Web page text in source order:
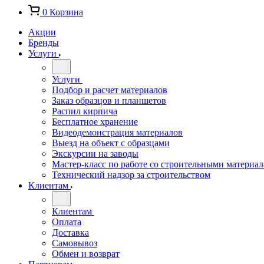
0 Корзина
Акции
Бренды
Услуги
Услуги
Подбор и расчет материалов
Заказ образцов и планшетов
Распил кирпича
Бесплатное хранение
Видеодемонстрация материалов
Выезд на объект с образцами
Экскурсии на заводы
Мастер-класс по работе со строительными
Технический надзор за строительством
Клиентам
Клиентам
Оплата
Доставка
Самовывоз
Обмен и возврат